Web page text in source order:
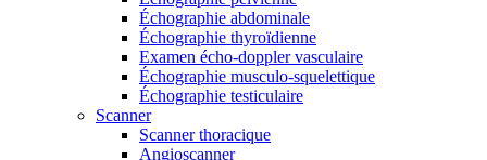
Échographie abdominale
Échographie thyroïdienne
Examen écho-doppler vasculaire
Échographie musculo-squelettique
Échographie testiculaire
Scanner
Scanner thoracique
Angioscanner